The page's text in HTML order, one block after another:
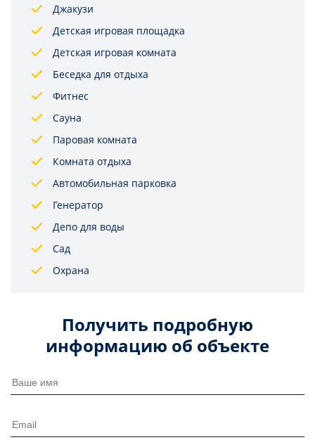
Джакузи
Детская игровая площадка
Детская игровая комната
Беседка для отдыха
Фитнес
Сауна
Паровая комната
Комната отдыха
Автомобильная парковка
Генератор
Депо для воды
Сад
Охрана
Получить подробную
информацию об объекте